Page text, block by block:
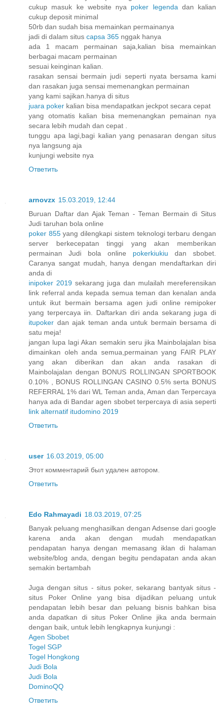
cukup masuk ke website nya poker legenda dan kalian
cukup deposit minimal
50rb dan sudah bisa memainkan permainanya
jadi di dalam situs capsa 365 nggak hanya
ada 1 macam permainan saja,kalian bisa memainkan
berbagai macam permainan
sesuai keinginan kalian.
rasakan sensai bermain judi seperti nyata bersama kami
dan rasakan juga sensai memenangkan permainan
yang kami sajikan.hanya di situs
juara poker kalian bisa mendapatkan jeckpot secara cepat
yang otomatis kalian bisa memenangkan pemainan nya
secara lebih mudah dan cepat .
tunggu apa lagi,bagi kalian yang penasaran dengan situs
nya langsung aja
kunjungi website nya
Ответить
arnovzx 15.03.2019, 12:44
Buruan Daftar dan Ajak Teman - Teman Bermain di Situs
Judi taruhan bola online
poker 855yang dilengkapi sistem teknologi terbaru dengan
server berkecepatan tinggi yang akan memberikan
permainan Judi bola online pokerkiukiu dan sbobet.
Caranya sangat mudah, hanya dengan mendaftarkan diri
anda di
inipoker 2019 sekarang juga dan mulailah mereferensikan
link referral anda kepada semua teman dan kenalan anda
untuk ikut bermain bersama agen judi online remipoker
yang terpercaya iin. Daftarkan diri anda sekarang juga di
itupoker dan ajak teman anda untuk bermain bersama di
satu meja!
jangan lupa lagi Akan semakin seru jika Mainbolajalan bisa
dimainkan oleh anda semua,permainan yang FAIR PLAY
yang akan diberikan dan akan anda rasakan di
Mainbolajalan dengan BONUS ROLLINGAN SPORTBOOK
0.10% , BONUS ROLLINGAN CASINO 0.5% serta BONUS
REFERRAL 1% dari WL Teman anda, Aman dan Terpercaya
hanya ada di Bandar agen sbobet terpercaya di asia seperti
link alternatif itudomino 2019
Ответить
user 16.03.2019, 05:00
Этот комментарий был удален автором.
Ответить
Edo Rahmayadi 18.03.2019, 07:25
Banyak peluang menghasilkan dengan Adsense dari google
karena anda akan dengan mudah mendapatkan
pendapatan hanya dengan memasang iklan di halaman
website/blog anda, dengan begitu pendapatan anda akan
semakin bertambah
Juga dengan situs - situs poker, sekarang bantyak situs -
situs Poker Online yang bisa dijadikan peluang untuk
pendapatan lebih besar dan peluang bisnis bahkan bisa
anda dapatkan di situs Poker Online jika anda bermain
dengan baik, untuk lebih lengkapnya kunjungi :
Agen Sbobet
Togel SGP
Togel Hongkong
Judi Bola
Judi Bola
DominoQQ
Ответить